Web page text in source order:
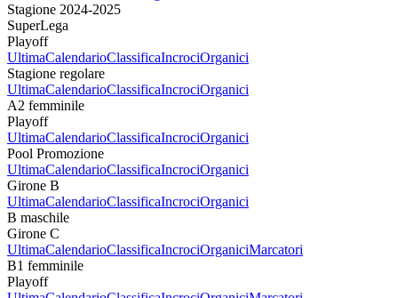
Stagione 2024-2025
SuperLega
Playoff
UltimaCalendarioClassificaIncrociOrganici
Stagione regolare
UltimaCalendarioClassificaIncrociOrganici
A2 femminile
Playoff
UltimaCalendarioClassificaIncrociOrganici
Pool Promozione
UltimaCalendarioClassificaIncrociOrganici
Girone B
UltimaCalendarioClassificaIncrociOrganici
B maschile
Girone C
UltimaCalendarioClassificaIncrociOrganiciMarcatori
B1 femminile
Playoff